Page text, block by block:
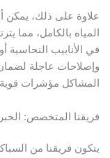
علاوة على ذلك، يمكن
المياه بالكامل، مما
في الأنابيب النحاسية
وإصلاحات عاجلة
المشاكل مؤشرات قوية
فريقنا المتخصص:
يتكون فريقنا من